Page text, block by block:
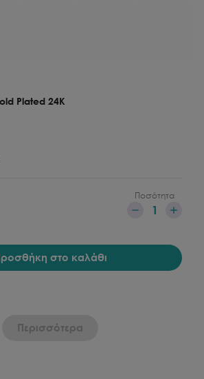
Plated 24K
Ποσότητα
1
στο καλάθι
Περισσότερα